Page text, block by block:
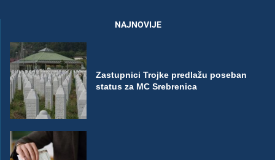
NAJNOVIJE
Zastupnici Trojke predlažu poseban
status za MC Srebrenica